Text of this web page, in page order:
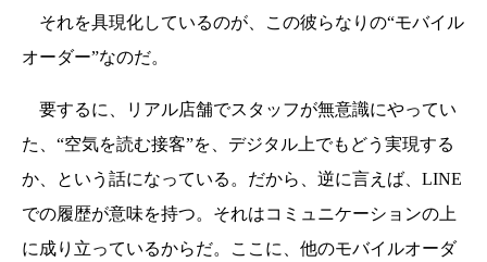
それを具現化しているのが、この彼らなりの“モバイル
オーダー”なのだ。
要するに、リアル店舗でスタッフが無意識にやってい
た、“空気を読む接客”を、デジタル上でもどう実現する
か、という話になっている。だから、逆に言えば、LINE
での履歴が意味を持つ。それはコミュニケーションの上
に成り立っているからだ。ここに、他のモバイルオーダ